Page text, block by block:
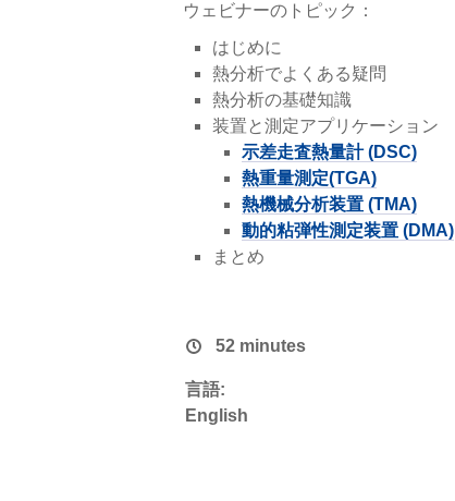
ウェビナーのトピック：
はじめに
熱分析でよくある疑問
熱分析の基礎知識
装置と測定アプリケーション
示差走査熱量計 (DSC)
熱重量測定(TGA)
熱機械分析装置 (TMA)
動的粘弾性測定装置 (DMA)
まとめ
52 minutes
言語:
English